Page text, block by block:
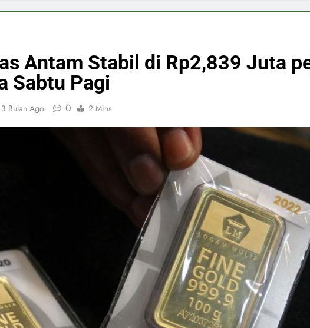
Antam Stabil di Rp2,839 Juta
Sabtu Pagi
3 Bulan Ago 0 2 Mins